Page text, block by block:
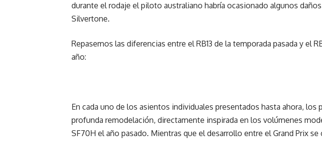
durante el rodaje el piloto australiano habría ocasionado algunos
Silvertone.
Repasemos las diferencias entre el RB13 de la temporada pasada y el
año:
En cada uno de los asientos individuales presentados hasta ahora, los
profunda remodelación, directamente inspirada en los volúmenes
SF70H el año pasado. Mientras que el desarrollo entre el Grand Prix se